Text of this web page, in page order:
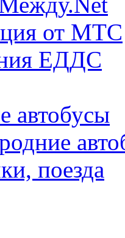
от МТС
ЕДДС
автобусы
поезда